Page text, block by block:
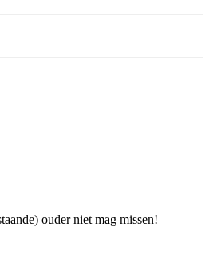
ouder niet mag missen!